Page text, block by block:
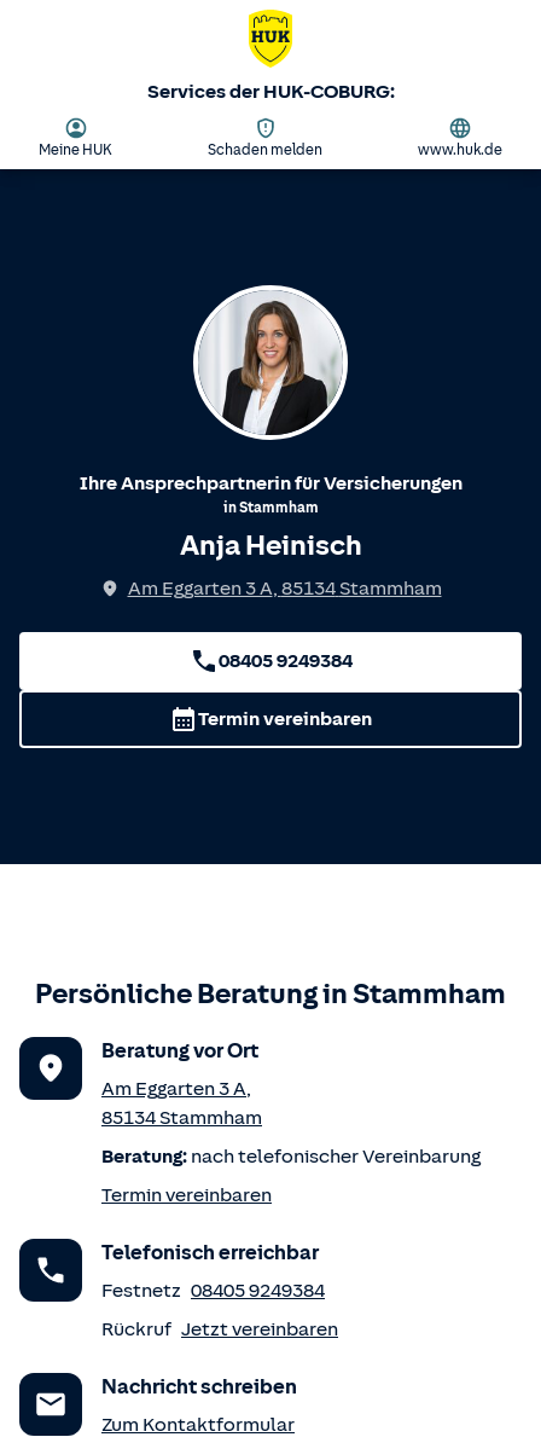
Services der HUK-COBURG:
Meine HUK Schaden melden www.huk.de
Ihre Ansprechpartnerin für Versicherungen
inStammham
Anja Heinisch
Am Eggarten 3 A, 85134 Stammham
08405 9249384
Termin vereinbaren
Persönliche Beratung inStammham
Beratung vor Ort
Am Eggarten 3 A,
85134Stammham
Beratung: nach telefonischer Vereinbarung
Termin vereinbaren
Telefonisch erreichbar
Festnetz 08405 9249384
Rückruf Jetzt vereinbaren
Nachricht schreiben
Zum Kontaktformular